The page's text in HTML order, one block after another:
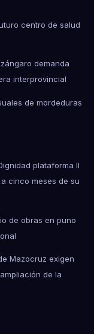
centro de salud
demanda
interprovincial
de mordeduras
plataforma II
cinco meses de su
de obras en puno
Mazocruz exigen
de la